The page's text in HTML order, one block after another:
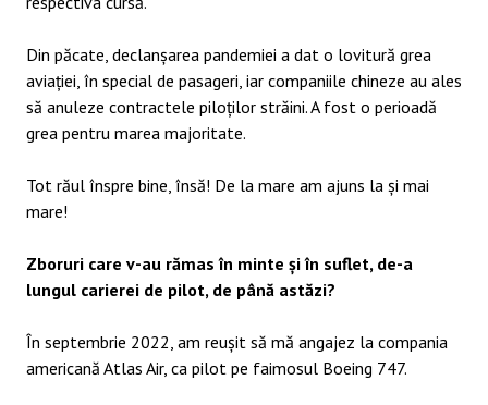
Din păcate, declanșarea pandemiei a dat o lovitură grea
aviației, în special de pasageri, iar companiile chineze au ales
să anuleze contractele piloților străini. A fost o perioadă
grea pentru marea majoritate.
Tot răul înspre bine, însă! De la mare am ajuns la și mai
mare!
Zboruri care v-au rămas în minte și în suflet, de-a
lungul carierei de pilot, de până astăzi?
În septembrie 2022, am reușit să mă angajez la compania
americană Atlas Air, ca pilot pe faimosul Boeing 747.